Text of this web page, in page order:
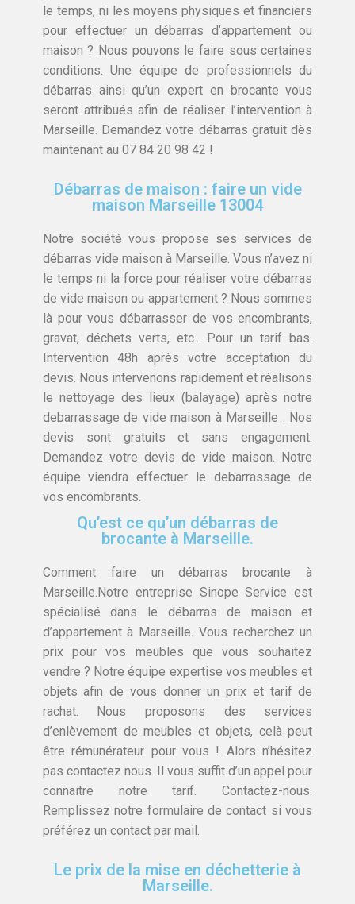
le temps, ni les moyens physiques et financiers
pour effectuer un débarras d’appartement ou
maison ? Nous pouvons le faire sous certaines
conditions. Une équipe de professionnels du
débarras ainsi qu’un expert en brocante vous
seront attribués afin de réaliser l’intervention à
Marseille. Demandez votre débarras gratuit dès
maintenant au 07 84 20 98 42 !
Débarras de maison : faire un vide
maison Marseille 13004
Notre société vous propose ses services de
débarras vide maison à Marseille. Vous n’avez ni
le temps ni la force pour réaliser votre débarras
de vide maison ou appartement ? Nous sommes
là pour vous débarrasser de vos encombrants,
gravat, déchets verts, etc.. Pour un tarif bas.
Intervention 48h après votre acceptation du
devis. Nous intervenons rapidement et réalisons
le nettoyage des lieux (balayage) après notre
debarrassage de vide maison à Marseille . Nos
devis sont gratuits et sans engagement.
Demandez votre devis de vide maison. Notre
équipe viendra effectuer le debarrassage de
vos encombrants.
Qu’est ce qu’un débarras de
brocante à Marseille.
Comment faire un débarras brocante à
Marseille.Notre entreprise Sinope Service est
spécialisé dans le débarras de maison et
d’appartement à Marseille. Vous recherchez un
prix pour vos meubles que vous souhaitez
vendre ? Notre équipe expertise vos meubles et
objets afin de vous donner un prix et tarif de
rachat. Nous proposons des services
d’enlèvement de meubles et objets, celà peut
être rémunérateur pour vous ! Alors n’hésitez
pas contactez nous. Il vous suffit d’un appel pour
connaitre notre tarif. Contactez-nous.
Remplissez notre formulaire de contact si vous
préférez un contact par mail.
Le prix de la mise en déchetterie à
Marseille.